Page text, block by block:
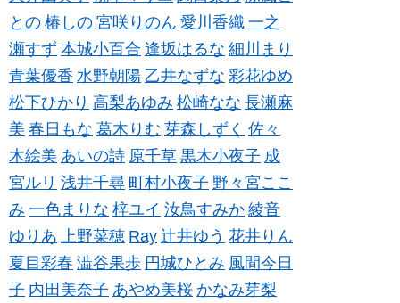
との 椿しの 宮咲りのん 愛川香織 一之
瀬すず 本城小百合 逢坂はるな 細川まり
青葉優香 水野朝陽 乙井なずな 彩花ゆめ
松下ひかり 高梨あゆみ 松崎なな 長瀬麻
美 春日もな 葛木りむ 芽森しずく 佐々
木絵美 あいの詩 原千草 黒木小夜子 成
宮ルリ 浅井千尋 町村小夜子 野々宮ここ
み 一色まりな 梓ユイ 汝鳥すみか 綾音
ゆりあ 上野菜穂 Ray 辻井ゆう 花井りん
夏目彩春 澁谷果歩 円城ひとみ 風間今日
子 内田美奈子 あやめ美桜 かなみ芽梨